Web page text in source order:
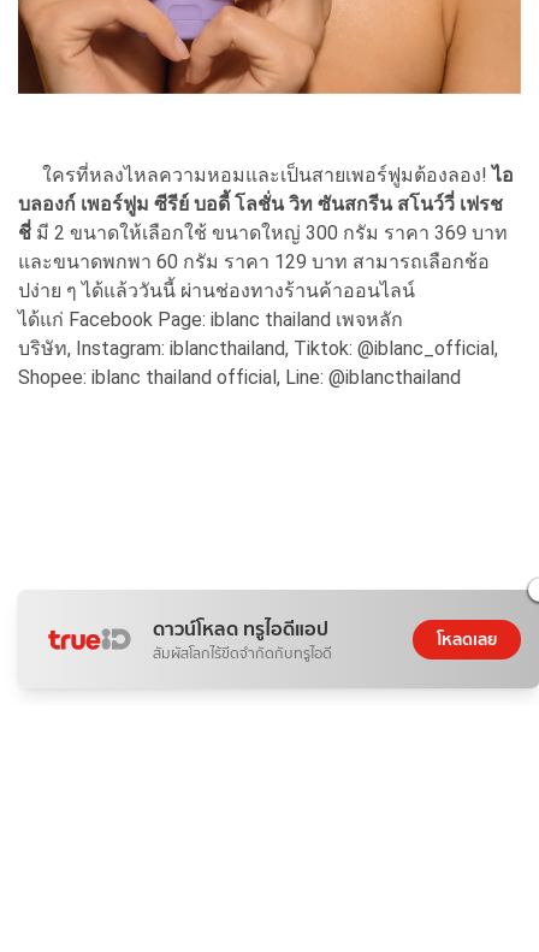
ใครที่หลงไหลความหอมและเป็นสายเพอร์ฟูมต้องลอง! ไอ
บลองก์ เพอร์ฟูม ซีรีย์ บอดี้ โลชั่น วิท ซันสกรีน สโนว์วี่ เฟรช
ชี่ มี 2 ขนาดให้เลือกใช้ ขนาดใหญ่ 300 กรัม ราคา 369 บาท
และขนาดพกพา 60 กรัม ราคา 129 บาท สามารถเลือกช้อ
ปง่าย ๆ ได้แล้ววันนี้ ผ่านช่องทางร้านค้าออนไลน์
ได้แก่ Facebook Page: iblanc thailand เพจหลัก
บริษัท, Instagram: iblancthailand, Tiktok: @iblanc_official,
Shopee: iblanc thailand official, Line: @iblancthailand
ดาวน์โหลด ทรูไอดีแอป
สัมผัสโลกไร้ขีดจำกัดกับทรูไอดี
โหลดเลย